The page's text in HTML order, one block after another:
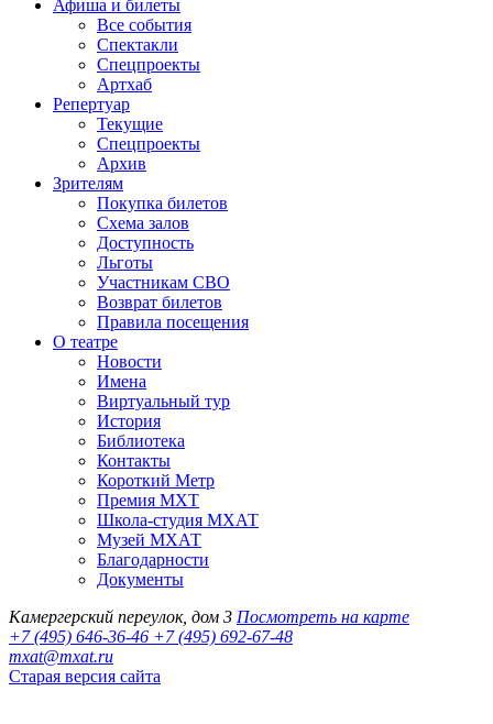
Афиша и билеты
Все события
Спектакли
Спецпроекты
Артхаб
Репертуар
Текущие
Спецпроекты
Архив
Зрителям
Покупка билетов
Схема залов
Доступность
Льготы
Участникам СВО
Возврат билетов
Правила посещения
О театре
Новости
Имена
Виртуальный тур
История
Библиотека
Контакты
Короткий Метр
Премия МХТ
Школа-студия МХАТ
Музей МХАТ
Благодарности
Документы
Камергерский переулок, дом 3 Посмотреть на карте
+7 (495) 646-36-46 +7 (495) 692-67-48‬
mxat@mxat.ru
Старая версия сайта